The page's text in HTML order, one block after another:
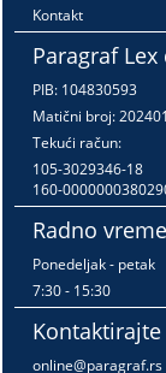
Kontakt
Paragraf Lex
PIB: 104830593
Matični broj:
Tekući račun:
105-3029346-18
160-
Radno
Ponedeljak - petak
7:30 - 15:30
Kontaktirajte
online@paragraf.rs